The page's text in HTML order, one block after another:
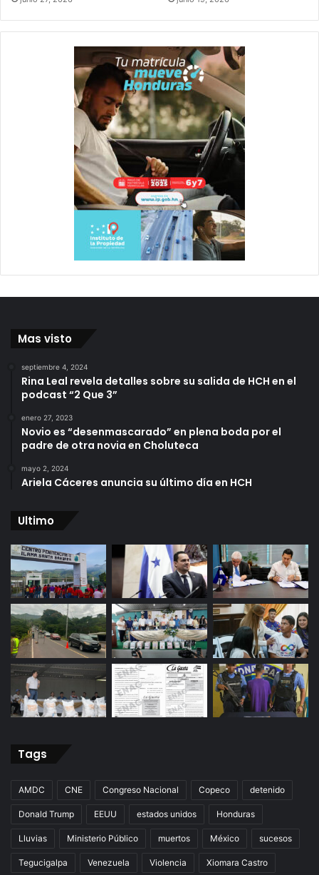
Mas visto
septiembre 4, 2024
Rina Leal revela detalles sobre su salida de HCH en el
podcast “2 Que 3”
enero 27, 2023
Novio es “desenmascarado” en plena boda por el
padre de otra novia en Choluteca
mayo 2, 2024
Ariela Cáceres anuncia su último día en HCH
Ultimo
Tags
AMDC CNE Congreso Nacional Copeco detenido
Donald Trump EEUU estados unidos Honduras
Lluvias Ministerio Público muertos México sucesos
Tegucigalpa Venezuela Violencia Xiomara Castro